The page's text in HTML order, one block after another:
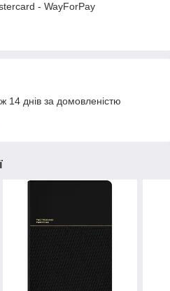
- WayForPay
14 днів за домовленістю